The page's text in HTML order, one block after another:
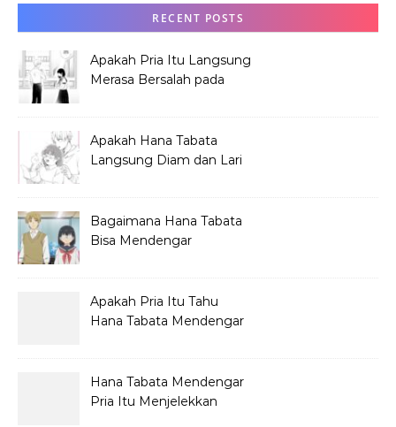
RECENT POSTS
Apakah Pria Itu Langsung
Merasa Bersalah pada
Apakah Hana Tabata
Langsung Diam dan Lari
Bagaimana Hana Tabata
Bisa Mendengar
Apakah Pria Itu Tahu
Hana Tabata Mendengar
Hana Tabata Mendengar
Pria Itu Menjelekkan